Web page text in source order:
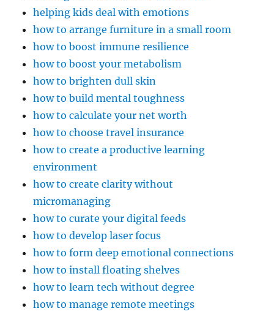
helping kids deal with emotions
how to arrange furniture in a small room
how to boost immune resilience
how to boost your metabolism
how to brighten dull skin
how to build mental toughness
how to calculate your net worth
how to choose travel insurance
how to create a productive learning
environment
how to create clarity without
micromanaging
how to curate your digital feeds
how to develop laser focus
how to form deep emotional connections
how to install floating shelves
how to learn tech without degree
how to manage remote meetings